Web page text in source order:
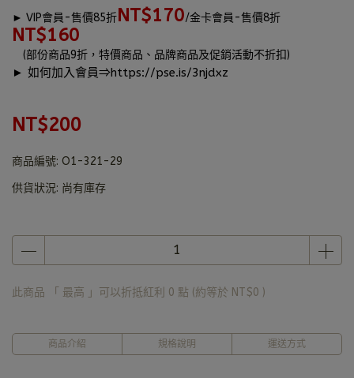
► VIP會員-售價85折 NT$170/金卡會員-售價8折
NT$160
(部份商品9折，特價商品、品牌商品及促銷活動不折扣)
► 如何加入會員⇒https://pse.is/3njdxz
NT$200
商品編號: O1-321-29
供貨狀況: 尚有庫存
此商品 「 最高 」可以折抵紅利 0 點 (約等於 NT$0 )
商品介紹 規格說明 運送方式